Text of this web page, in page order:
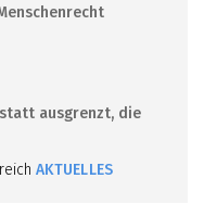
ausgrenzt, die
AKTUELLES